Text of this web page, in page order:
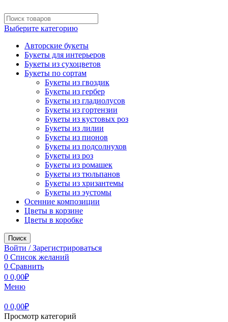
Выберите категорию
Авторские букеты
Букеты для интерьеров
Букеты из сухоцветов
Букеты по сортам
Букеты из гвоздик
Букеты из гербер
Букеты из гладиолусов
Букеты из гортензии
Букеты из кустовых роз
Букеты из лилии
Букеты из пионов
Букеты из подсолнухов
Букеты из роз
Букеты из ромашек
Букеты из тюльпанов
Букеты из хризантемы
Букеты из эустомы
Осенние композиции
Цветы в корзине
Цветы в коробке
Поиск
Войти / Зарегистрироваться
0 Список желаний
0 Сравнить
0 0,00₽
Меню
0 0,00₽
Просмотр категорий